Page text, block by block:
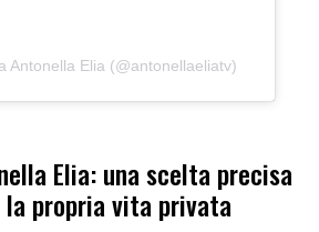
Antonella Elia (@antonellaeliatv)
Elia: una scelta precisa
propria vita privata